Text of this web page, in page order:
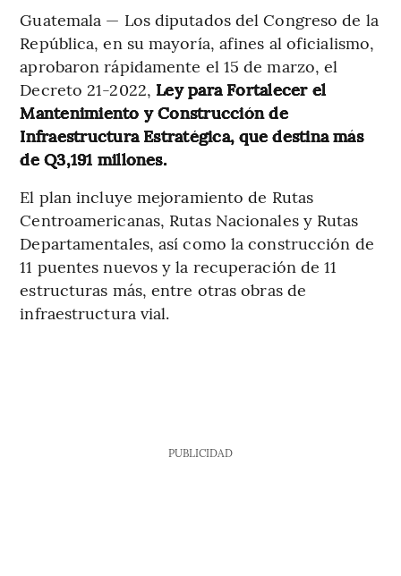
Guatemala — Los diputados del Congreso de la
República, en su mayoría, afines al oficialismo,
aprobaron rápidamente el 15 de marzo, el
Decreto 21-2022, Ley para Fortalecer el
Mantenimiento y Construcción de
Infraestructura Estratégica, que destina más
de Q3,191 millones.
El plan incluye mejoramiento de Rutas
Centroamericanas, Rutas Nacionales y Rutas
Departamentales, así como la construcción de
11 puentes nuevos y la recuperación de 11
estructuras más, entre otras obras de
infraestructura vial.
PUBLICIDAD